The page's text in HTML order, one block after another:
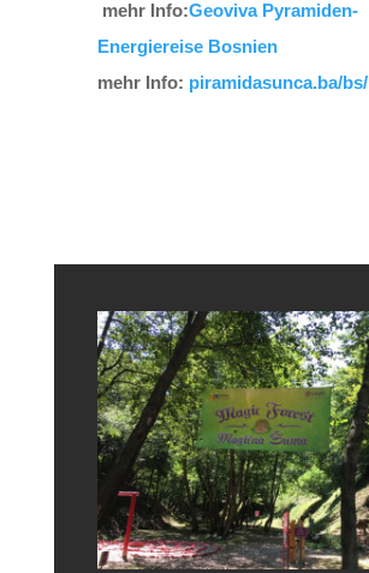
mehr Info:Geoviva Pyramiden-
Energiereise Bosnien
mehr Info: piramidasunca.ba/bs/